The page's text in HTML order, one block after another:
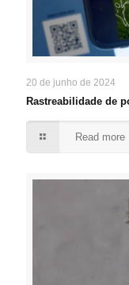
20 de junho de 2024
Rastreabilidade de
Read more